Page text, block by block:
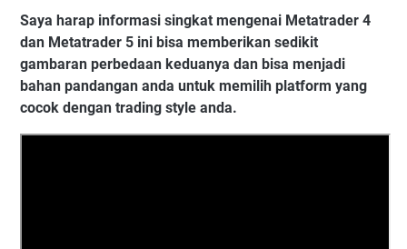
Saya harap informasi singkat mengenai Metatrader 4
dan Metatrader 5 ini bisa memberikan sedikit
gambaran perbedaan keduanya dan bisa menjadi
bahan pandangan anda untuk memilih platform yang
cocok dengan trading style anda.